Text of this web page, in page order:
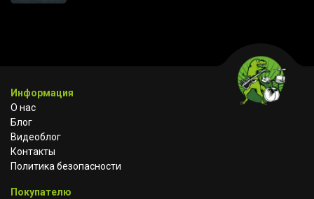
Информация
О нас
Блог
Видеоблог
Контакты
Политика безопасности
Покупателю